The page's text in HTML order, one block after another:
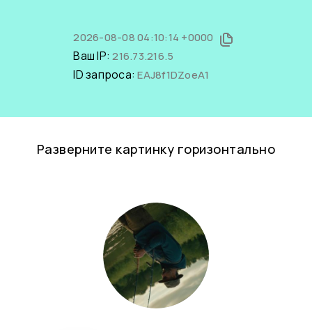
2026-08-08 04:10:14 +0000
Ваш IP:216.73.216.5
ID запроса:EAJ8f1DZoeA1
Разверните картинку горизонтально